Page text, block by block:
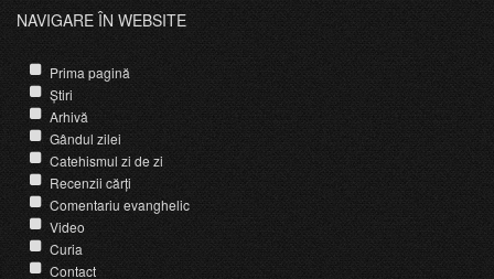
NAVIGARE ÎN WEBSITE
Prima pagină
Știri
Arhivă
Gândul zilei
Catehismul zi de zi
Recenzii cărți
Comentariu evanghelic
Video
Curia
Contact